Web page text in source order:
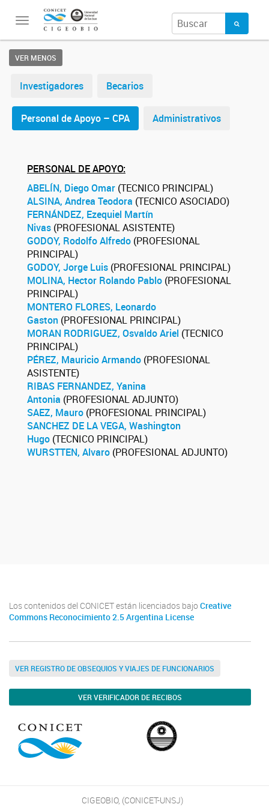
Toggle
navigation
VER MENOS
Investigadores Becarios
Personal de Apoyo – CPA Administrativos
PERSONAL DE APOYO:
ABELÍN, Diego Omar (TECNICO PRINCIPAL)
ALSINA, Andrea Teodora (TECNICO ASOCIADO)
FERNÁNDEZ, Ezequiel Martín
Nivas (PROFESIONAL ASISTENTE)
GODOY, Rodolfo Alfredo (PROFESIONAL
PRINCIPAL)
GODOY, Jorge Luis (PROFESIONAL PRINCIPAL)
MOLINA, Hector Rolando Pablo (PROFESIONAL
PRINCIPAL)
MONTERO FLORES, Leonardo
Gaston (PROFESIONAL PRINCIPAL)
MORAN RODRIGUEZ, Osvaldo Ariel (TECNICO
PRINCIPAL)
PÉREZ, Mauricio Armando (PROFESIONAL
ASISTENTE)
RIBAS FERNANDEZ, Yanina
Antonia (PROFESIONAL ADJUNTO)
SAEZ, Mauro (PROFESIONAL PRINCIPAL)
SANCHEZ DE LA VEGA, Washington
Hugo (TECNICO PRINCIPAL)
WURSTTEN, Alvaro (PROFESIONAL ADJUNTO)
Los contenidos del CONICET están licenciados bajo Creative
Commons Reconocimiento 2.5 Argentina License
VER REGISTRO DE OBSEQUIOS Y VIAJES DE FUNCIONARIOS
VER VERIFICADOR DE RECIBOS
CIGEOBIO, (CONICET-UNSJ)